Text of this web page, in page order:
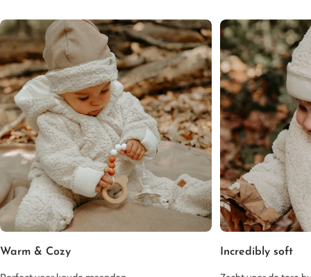
Boxpakjes
Warm & Cozy Incredibly soft